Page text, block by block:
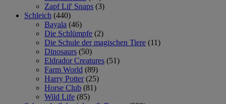
Zapf Lil' Snaps (3)
Schleich (440)
Bayala (46)
Die Schlümpfe (2)
Die Schule der magischen Tiere (11)
Dinosaurs (50)
Eldrador Creatures (51)
Farm World (89)
Harry Potter (25)
Horse Club (81)
Wild Life (85)